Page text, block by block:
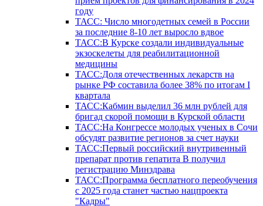
году
ТАСС: Число многодетных семей в России
за последние 8-10 лет выросло вдвое
ТАСС:В Курске создали индивидуальные
экзоскелеты для реабилитационной
медицины
ТАСС:Доля отечественных лекарств на
рынке РФ составила более 38% по итогам I
квартала
ТАСС:Кабмин выделил 36 млн рублей для
бригад скорой помощи в Курской области
ТАСС:На Конгрессе молодых ученых в Сочи
обсудят развитие регионов за счет науки
ТАСС:Первый российский внутривенный
препарат против гепатита В получил
регистрацию Минздрава
ТАСС:Программа бесплатного переобучения
с 2025 года станет частью нацпроекта
"Кадры"